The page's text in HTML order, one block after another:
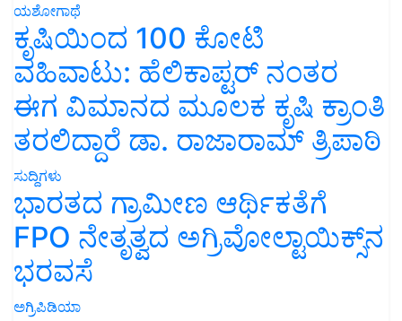
ಯಶೋಗಾಥೆ
ಕೃಷಿಯಿಂದ 100 ಕೋಟಿ
ವಹಿವಾಟು: ಹೆಲಿಕಾಪ್ಟರ್ ನಂತರ
ಈಗ ವಿಮಾನದ ಮೂಲಕ ಕೃಷಿ ಕ್ರಾಂತಿ
ತರಲಿದ್ದಾರೆ ಡಾ. ರಾಜಾರಾಮ್ ತ್ರಿಪಾಠಿ
ಸುದ್ದಿಗಳು
ಭಾರತದ ಗ್ರಾಮೀಣ ಆರ್ಥಿಕತೆಗೆ
FPO ನೇತೃತ್ವದ ಅಗ್ರಿವೋಲ್ಟಾಯಿಕ್ಸ್‌ನ
ಭರವಸೆ
ಅಗ್ರಿಪಿಡಿಯಾ